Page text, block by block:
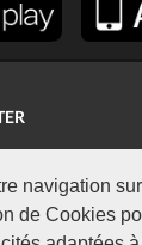
navigation
de Cookies
52 93